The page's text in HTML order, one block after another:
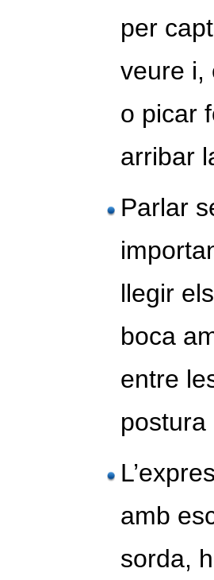
per
veure i,
o picar
arribar
Parlar
llegir
boca
entre
amb
sorda,